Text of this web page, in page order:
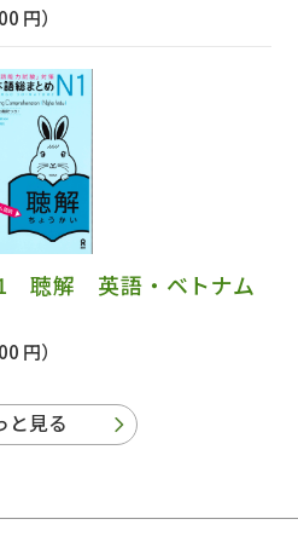
円）
聴解 英語・ベトナム
円）
と見る